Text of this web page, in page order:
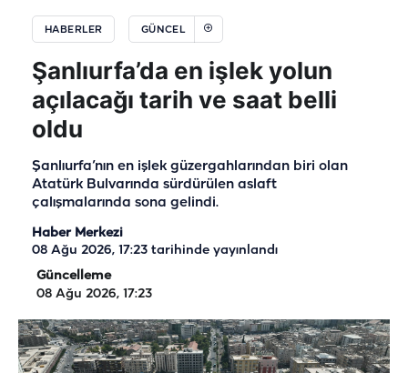
HABERLER GÜNCEL
Şanlıurfa’da en işlek yolun
açılacağı tarih ve saat belli
oldu
Şanlıurfa’nın en işlek güzergahlarından biri olan
Atatürk Bulvarında sürdürülen aslaft
çalışmalarında sona gelindi.
Haber Merkezi
08 Ağu 2026, 17:23 tarihinde yayınlandı
Güncelleme
08 Ağu 2026, 17:23